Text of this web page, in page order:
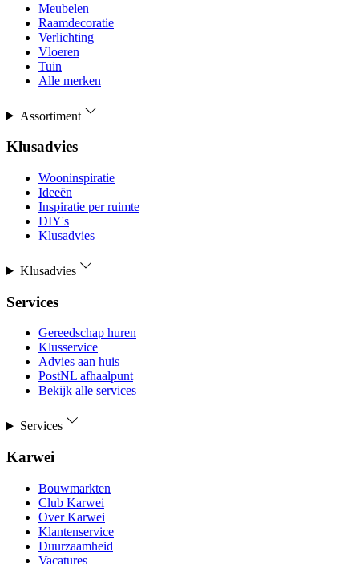
Meubelen
Raamdecoratie
Verlichting
Vloeren
Tuin
Alle merken
Assortiment
Klusadvies
Wooninspiratie
Ideeën
Inspiratie per ruimte
DIY's
Klusadvies
Klusadvies
Services
Gereedschap huren
Klusservice
Advies aan huis
PostNL afhaalpunt
Bekijk alle services
Services
Karwei
Bouwmarkten
Club Karwei
Over Karwei
Klantenservice
Duurzaamheid
Vacatures